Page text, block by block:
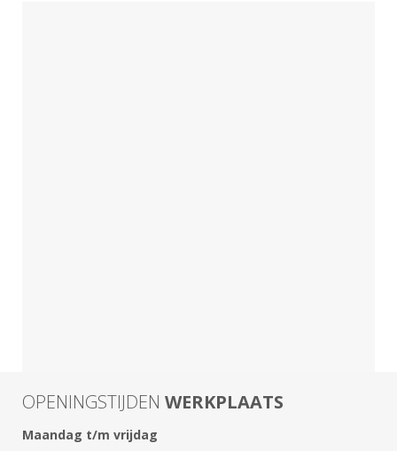
OPENINGSTIJDEN WERKPLAATS
Maandag t/m vrijdag